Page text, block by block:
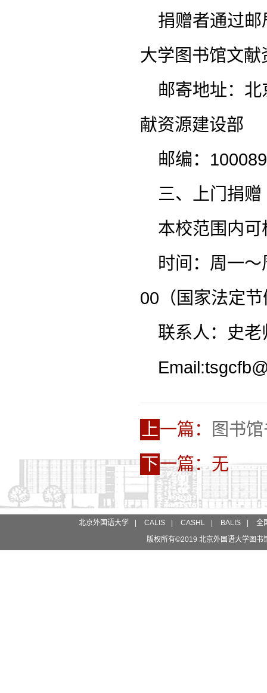
捐赠者通过
大学图书馆文
邮寄地址：
献资源建设部
邮编：100089
三、上门捐赠
本校范围内
时间：周一
00（国家法定
联系人：史
上一篇：
图书
下一篇：无
北京外国语大学 CALIS CASHL BALIS
全
版权所有©2019 北京外国语大学图书